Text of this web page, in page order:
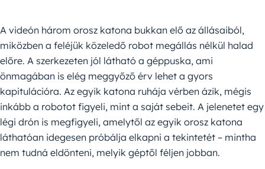
A videón három orosz katona bukkan elő az állásaiból,
miközben a feléjük közeledő robot megállás nélkül halad
előre. A szerkezeten jól látható a géppuska, ami
önmagában is elég meggyőző érv lehet a gyors
kapitulációra. Az egyik katona ruhája vérben ázik, mégis
inkább a robotot figyeli, mint a saját sebeit. A jelenetet egy
légi drón is megfigyeli, amelytől az egyik orosz katona
láthatóan idegesen próbálja elkapni a tekintetét – mintha
nem tudná eldönteni, melyik géptől féljen jobban.